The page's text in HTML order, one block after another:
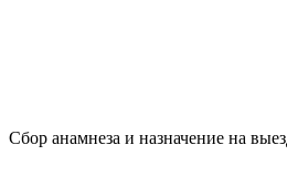
Сбор анамнеза и назначение на